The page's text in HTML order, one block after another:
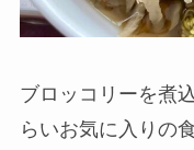
ブロッコリーを煮
らいお気に入りの